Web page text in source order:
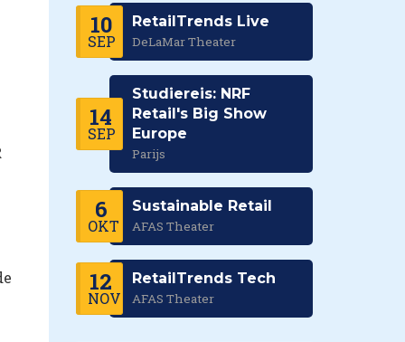
10
SEP
RetailTrends Live
DeLaMar Theater
14
SEP
Studiereis: NRF
Retail's Big Show
Europe
Parijs
6
OKT
Sustainable Retail
AFAS Theater
12
NOV
RetailTrends Tech
AFAS Theater